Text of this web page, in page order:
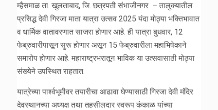
म्हैसमाळ ता. खुलताबाद, जि. छत्रपती संभाजीनगर – तालुक्यातील
प्रसिद्ध देवी गिरजा माता यात्रा उत्सव 2025 यंदा मोठ्या भक्तिभावात
व धार्मिक वातावरणात साजरा होणार आहे. ही यात्रा बुधवार, 12
फेब्रुवारीपासून सुरू होणार असून 15 फेब्रुवारीला महाभिषेकाने
समारोप होणार आहे. महाराष्ट्रभरातून भाविक या उत्सवासाठी मोठ्या
संख्येने उपस्थित राहतात.
यात्रेच्या पार्श्वभूमीवर तयारीचा आढावा घेण्यासाठी गिरजा देवी मंदिर
देवस्थानच्या अध्यक्ष तथा तहसीलदार स्वरूप कंकाळ यांच्या